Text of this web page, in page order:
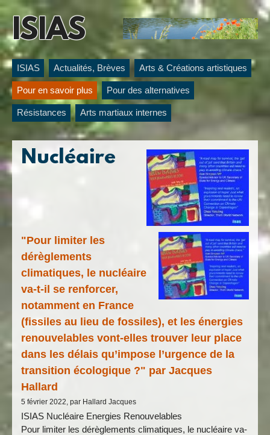
ISIAS
ISIAS Actualités, Brèves Arts & Créations artistiques
Pour en savoir plus Pour des alternatives
Résistances Arts martiaux internes
Nucléaire
"Pour limiter les
dérèglements
climatiques, le nucléaire
va-t-il se renforcer,
notamment en France
(fissiles au lieu de fossiles), et les énergies
renouvelables vont-elles trouver leur place
dans les délais qu’impose l’urgence de la
transition écologique ?" par Jacques
Hallard
5 février 2022, par Hallard Jacques
ISIAS Nucléaire Energies Renouvelables
Pour limiter les dérèglements climatiques, le nucléaire va-